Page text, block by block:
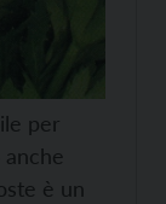
per
è un